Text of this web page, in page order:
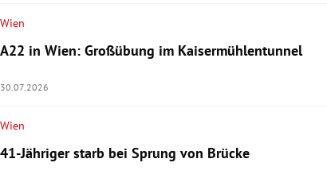
Wien
A22 in Wien: Großübung im Kaisermühlentunnel
30.07.2026
Wien
41-Jähriger starb bei Sprung von Brücke